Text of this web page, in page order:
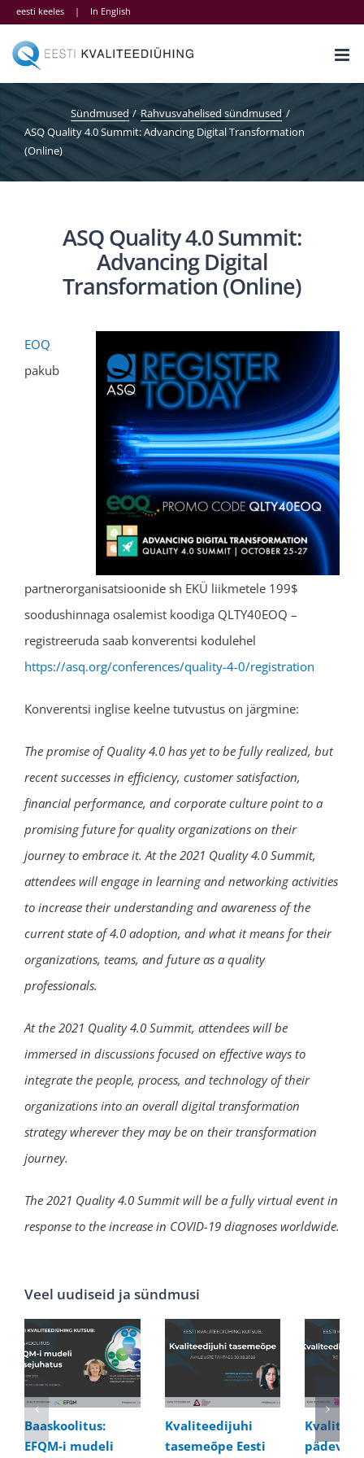
Skip
content
eesti keeles | In English
Sündmused
Rahvusvahelised sündmused
ASQ Quality 4.0 Summit: Advancing Digital Transformation
(Online)
ASQ Quality 4.0 Summit:
Advancing Digital
Transformation (Online)
EOQ
pakub
partnerorganisatsioonide sh EKÜ liikmetele 199$
soodushinnaga osalemist koodiga QLTY40EOQ –
registreeruda saab konverentsi kodulehel
https://asq.org/conferences/quality-4-0/registration
Konverentsi inglise keelne tutvustus on järgmine:
The promise of Quality 4.0 has yet to be fully realized, but
recent successes in efficiency, customer satisfaction,
financial performance, and corporate culture point to a
promising future for quality organizations on their
journey to embrace it. At the 2021 Quality 4.0 Summit,
attendees will engage in learning and networking activities
to increase their understanding and awareness of the
current state of 4.0 adoption, and what it means for their
organizations, teams, and future as a quality
professionals.
At the 2021 Quality 4.0 Summit, attendees will be
immersed in discussions focused on effective ways to
integrate the people, process, and technology of their
organizations into an overall digital transformation
strategy wherever they may be on their transformation
journey.
The 2021 Quality 4.0 Summit will be a fully virtual event in
response to the increase in COVID-19 diagnoses worldwide.
Veel uudiseid ja sündmusi
Baaskoolitus:
EFQM-i mudeli
Kvaliteedijuhi
tasemeõpe Eesti